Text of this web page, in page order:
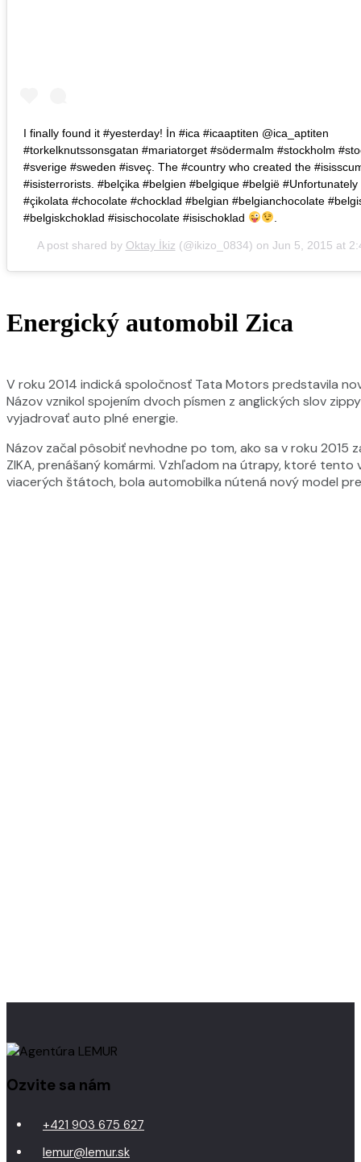
I finally found it #yesterday! İn #ica #icaaptiten @ica_aptiten
#torkelknutssonsgatan #mariatorget #södermalm #stockholm
#sverige #sweden #isveç. The #country who created the
#isisterrorists. #belçika #belgien #belgique #belgië #Unfortunately
#çikolata #chocolate #chocklad #belgian #belgianchocolate
#belgiskchoklad #isischocolate #isischoklad
A post shared by Oktay İkiz (@ikizo_0834) on Jun 5, 2015 at
Energický automobil Zica
V roku 2014 indická spoločnosť Tata Motors predstavila
Názov vznikol spojením dvoch písmen z anglických slov
vyjadrovať auto plné energie.
Názov začal pôsobiť nevhodne po tom, ako sa v roku 2015
ZIKA, prenášaný komármi. Vzhľadom na útrapy, ktoré tento
viacerých štátoch, bola automobilka nútená nový model
Ozvite sa nám
+421 903 675 627
lemur@lemur.sk